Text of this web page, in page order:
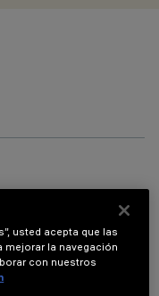
usted acepta que las
mejorar la navegación
con nuestros